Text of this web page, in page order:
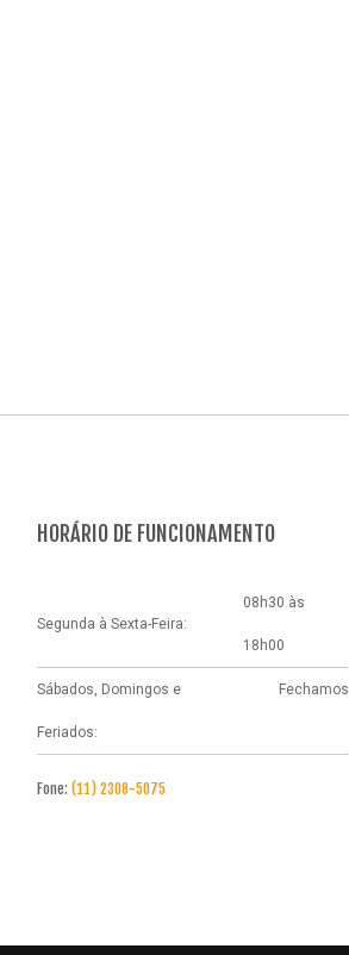
HORÁRIO DE FUNCIONAMENTO
Segunda à Sexta-Feira:
08h30 às
18h00
Sábados, Domingos e
Feriados:
Fechamos
Fone: (11) 2308-5075